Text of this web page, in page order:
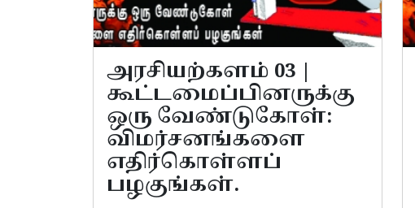
அரசியற்களம் 03 |
கூட்டமைப்பினருக்கு
ஒரு வேண்டுகோள்:
விமர்சனங்களை
எதிர்கொள்ளப்
பழகுங்கள்.